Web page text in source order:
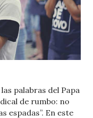
palabras del Papa
de rumbo: no
espadas”. En este